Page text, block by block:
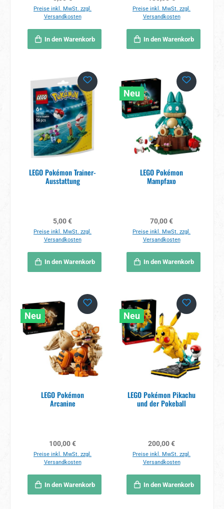
Preise inkl. MwSt. zzgl.
Versandkosten
In den Warenkorb
Preise inkl. MwSt. zzgl.
Versandkosten
In den Warenkorb
LEGO Pokémon Trainer-
Ausstattung
Regulärer Preis:
5,00 €
Preise inkl. MwSt. zzgl.
Versandkosten
In den Warenkorb
Neu
LEGO Pokémon
Mampfaxo
Regulärer Preis:
70,00 €
Preise inkl. MwSt. zzgl.
Versandkosten
In den Warenkorb
Neu
LEGO Pokémon
Arcanine
Regulärer Preis:
100,00 €
Preise inkl. MwSt. zzgl.
Versandkosten
In den Warenkorb
Neu
LEGO Pokémon Pikachu
und der Pokeball
Regulärer Preis:
200,00 €
Preise inkl. MwSt. zzgl.
Versandkosten
In den Warenkorb